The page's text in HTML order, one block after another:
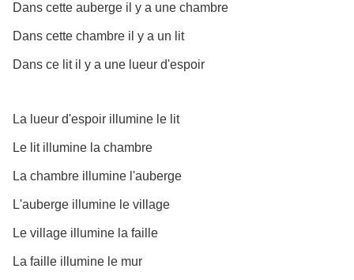
Dans cette auberge il y a une chambre
Dans cette chambre il y a un lit
Dans ce lit il y a une lueur d'espoir
La lueur d'espoir illumine le lit
Le lit illumine la chambre
La chambre illumine l'auberge
L'auberge illumine le village
Le village illumine la faille
La faille illumine le mur